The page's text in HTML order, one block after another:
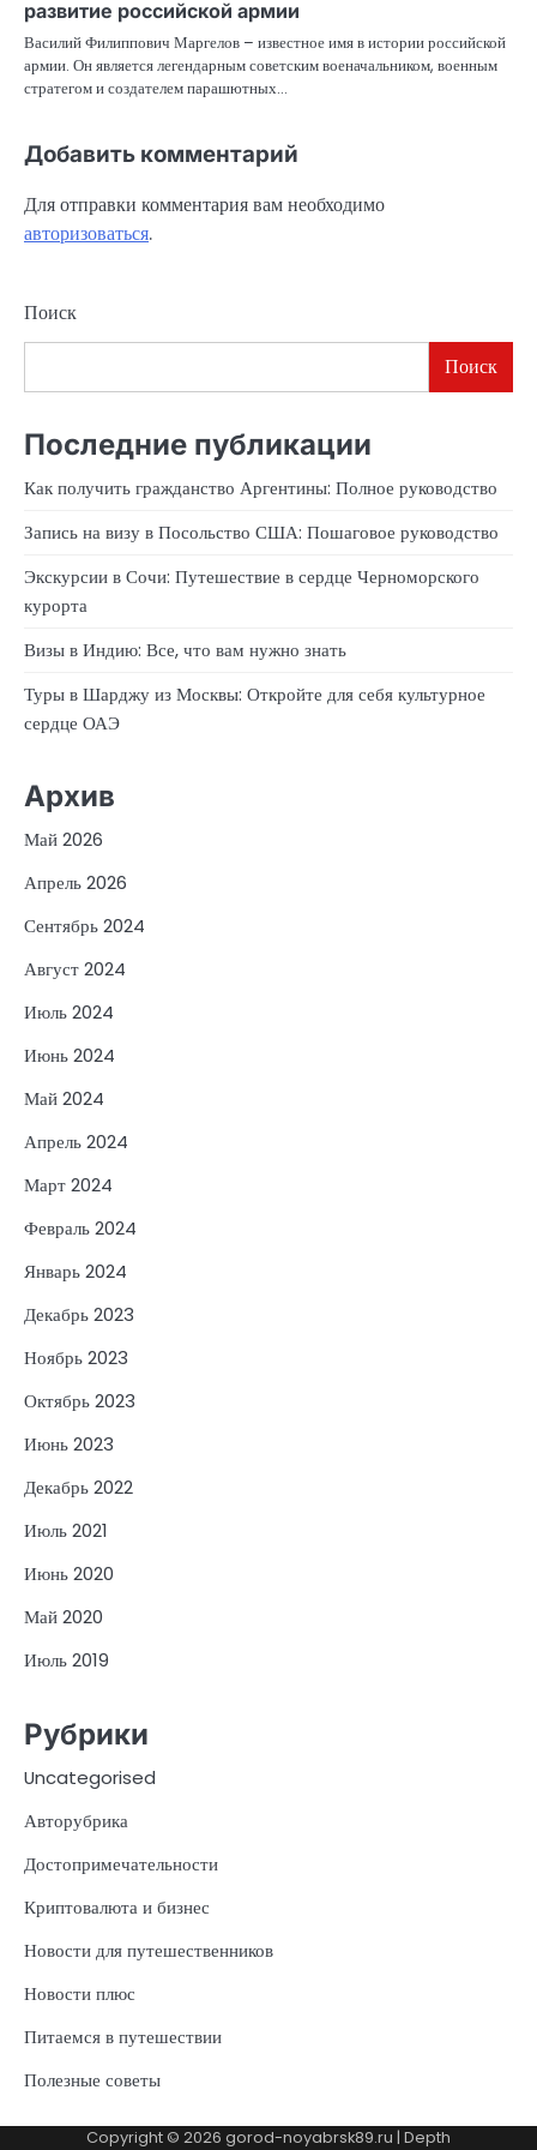
развитие российской армии
Василий Филиппович Маргелов – известное имя в истории российской
армии. Он является легендарным советским военачальником, военным
стратегом и создателем парашютных…
Добавить комментарий
Для отправки комментария вам необходимо
авторизоваться.
Поиск
Поиск
Последние публикации
Как получить гражданство Аргентины: Полное руководство
Запись на визу в Посольство США: Пошаговое руководство
Экскурсии в Сочи: Путешествие в сердце Черноморского
курорта
Визы в Индию: Все, что вам нужно знать
Туры в Шарджу из Москвы: Откройте для себя культурное
сердце ОАЭ
Архив
Май 2026
Апрель 2026
Сентябрь 2024
Август 2024
Июль 2024
Июнь 2024
Май 2024
Апрель 2024
Март 2024
Февраль 2024
Январь 2024
Декабрь 2023
Ноябрь 2023
Октябрь 2023
Июнь 2023
Декабрь 2022
Июль 2021
Июнь 2020
Май 2020
Июль 2019
Рубрики
Uncategorised
Авторубрика
Достопримечательности
Криптовалюта и бизнес
Новости для путешественников
Новости плюс
Питаемся в путешествии
Полезные советы
Copyright © 2026 gorod-noyabrsk89.ru | Depth